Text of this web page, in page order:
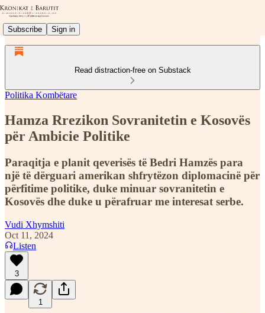
Subscribe Sign in
Read distraction-free on Substack
Politika Kombëtare
Hamza Rrezikon Sovranitetin e Kosovës
për Ambicie Politike
Paraqitja e planit qeverisës të Bedri Hamzës para
një të dërguari amerikan shfrytëzon diplomacinë për
përfitime politike, duke minuar sovranitetin e
Kosovës dhe duke u përafruar me interesat serbe.
Vudi Xhymshiti
Oct 11, 2024
Listen
3
1